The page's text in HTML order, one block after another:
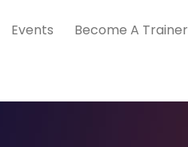
Events Become A Trainer